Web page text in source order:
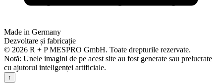
Made in Germany
Dezvoltare și fabricație
© 2026 R + P MESPRO GmbH. Toate drepturile rezervate.
Notă: Unele imagini de pe acest site au fost generate sau prelucrate
cu ajutorul inteligenței artificiale.
↑